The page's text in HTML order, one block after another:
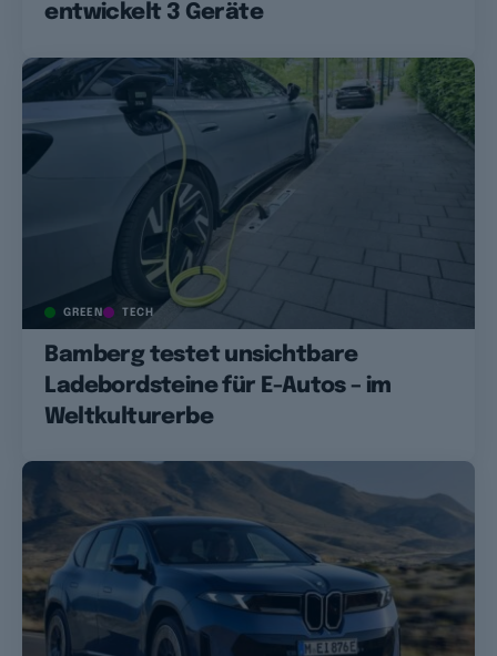
entwickelt 3 Geräte
GREEN TECH
Bamberg testet unsichtbare
Ladebordsteine für E-Autos – im
Weltkulturerbe